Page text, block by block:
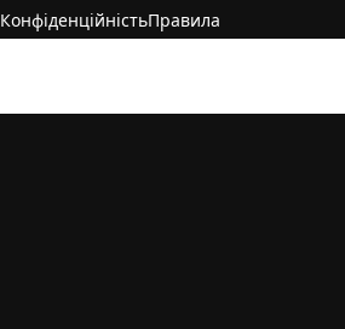
КонфіденційністьПравила